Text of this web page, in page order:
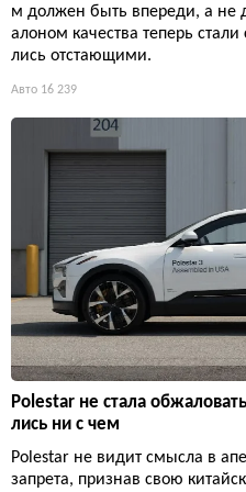
м должен быть впереди, а не
алоном качества теперь
лись отстающими.
Авто 16 239
Polestar не стала
лись ни с чем
Polestar не видит смысла в
запрета, признав свою